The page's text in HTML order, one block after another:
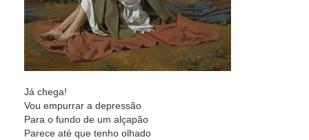
Já chega!
Vou empurrar a depressão
Para o fundo de um alçapão
Parece até que tenho olhado